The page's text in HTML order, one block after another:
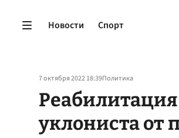
Новости Спорт
7 октября 2022 18:39Политика
уклониста от